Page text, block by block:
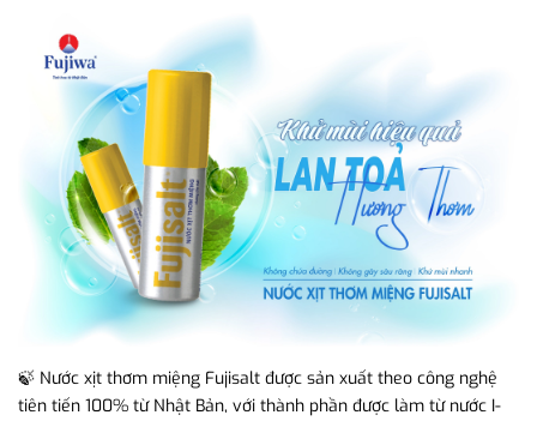
🍃 Nước xịt thơm miệng Fujisalt được sản xuất theo công nghệ
tiên tiến 100% từ Nhật Bản, với thành phần được làm từ nước I-